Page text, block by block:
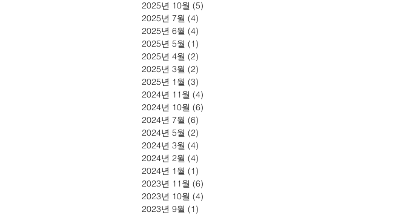
2025년 10월 (5)
2025년 7월 (4)
2025년 6월 (4)
2025년 5월 (1)
2025년 4월 (2)
2025년 3월 (2)
2025년 1월 (3)
2024년 11월 (4)
2024년 10월 (6)
2024년 7월 (6)
2024년 5월 (2)
2024년 3월 (4)
2024년 2월 (4)
2024년 1월 (1)
2023년 11월 (6)
2023년 10월 (4)
2023년 9월 (1)